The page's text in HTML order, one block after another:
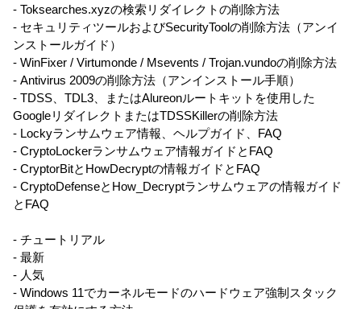
- Toksearches.xyzの検索リダイレクトの削除方法
- セキュリティツールおよびSecurityToolの削除方法（アンイ
ンストールガイド）
- WinFixer / Virtumonde / Msevents / Trojan.vundoの削除方法
- Antivirus 2009の削除方法（アンインストール手順）
- TDSS、TDL3、またはAlureonルートキットを使用した
GoogleリダイレクトまたはTDSSKillerの削除方法
- Lockyランサムウェア情報、ヘルプガイド、FAQ
- CryptoLockerランサムウェア情報ガイドとFAQ
- CryptorBitとHowDecryptの情報ガイドとFAQ
- CryptoDefenseとHow_Decryptランサムウェアの情報ガイド
とFAQ
- チュートリアル
- 最新
- 人気
- Windows 11でカーネルモードのハードウェア強制スタック